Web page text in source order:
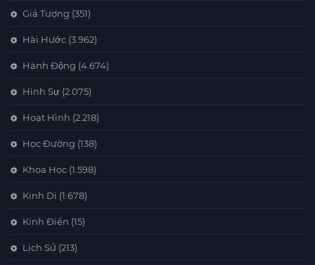
Giả Tượng (351)
Hài Hước (3.962)
Hành Động (4.674)
Hình Sự (2.075)
Hoạt Hình (2.218)
Học Đường (138)
Khoa Học (1.598)
Kinh Dị (1.678)
Kinh Điển (15)
Lịch Sử (213)